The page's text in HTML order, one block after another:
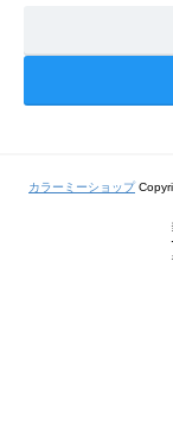
カラーミーショップ